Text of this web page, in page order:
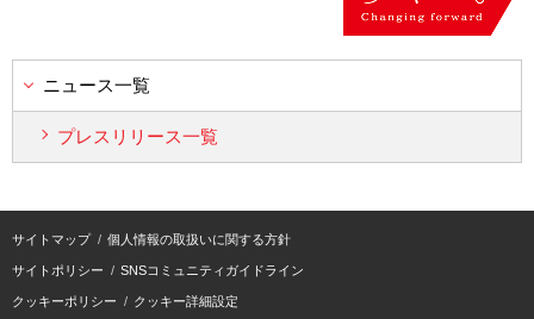
ニュース一覧
プレスリリース一覧
サイトマップ 個人情報の取扱いに関する方針
サイトポリシー SNSコミュニティガイドライン
クッキーポリシー クッキー詳細設定